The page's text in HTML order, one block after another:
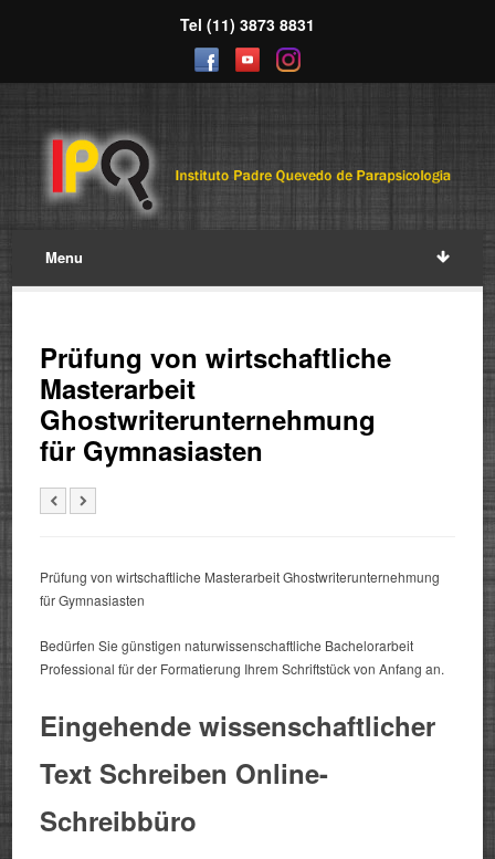
Tel (11) 3873 8831
Menu
Prüfung von wirtschaftliche
Masterarbeit
Ghostwriterunternehmung
für Gymnasiasten
Prüfung von wirtschaftliche Masterarbeit Ghostwriterunternehmung
für Gymnasiasten
Bedürfen Sie günstigen naturwissenschaftliche Bachelorarbeit
Professional für der Formatierung Ihrem Schriftstück von Anfang an.
Eingehende wissenschaftlicher
Text Schreiben Online-
Schreibbüro